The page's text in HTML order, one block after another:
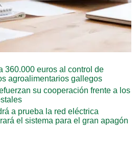
360.000 euros al control de
agroalimentarios gallegos
su cooperación frente a los
a prueba la red eléctrica
el sistema para el gran apagón